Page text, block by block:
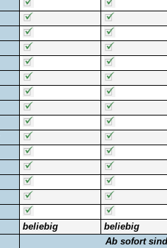
beliebig beliebig
Ab sofort